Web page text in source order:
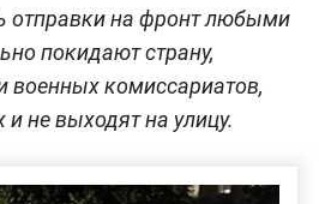
отправки на фронт любыми
покидают страну,
военных комиссариатов,
не выходят на улицу.